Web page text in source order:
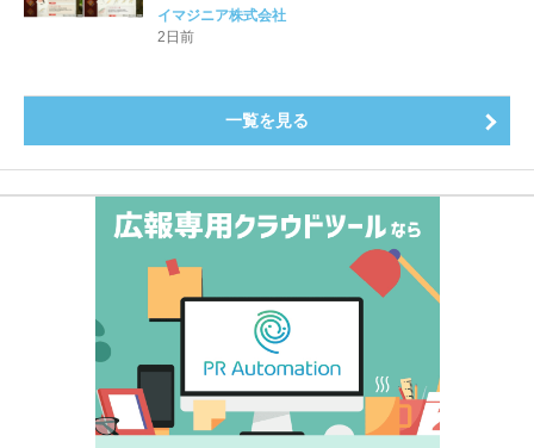
公開！
イマジニア株式会社
2日前
一覧を見る